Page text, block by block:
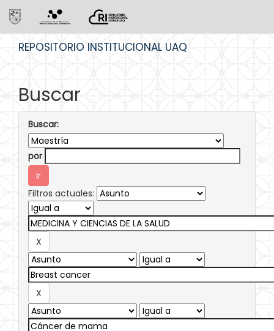
REPOSITORIO INSTITUCIONAL UAQ
Buscar
Buscar:
por
Filtros actuales: